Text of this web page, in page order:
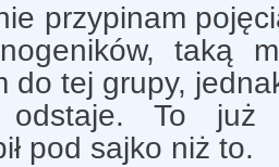
przypinam
taką
do tej grupy,
odstaje. To już
pod sajko niż to.